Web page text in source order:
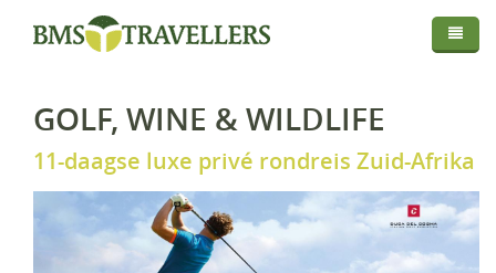
Thema
Fly In Safari
Privé Rondreis
Self-Drive
Strandvakantie
Afrika
Botswana
Madagaskar
Centraal Azië
Kirgistan
Indische Oceaan
Routes
Droomreis
Over BMS-Travellers
GOLF, WINE & WILDLIFE
11-daagse luxe privé rondreis Zuid-Afrika